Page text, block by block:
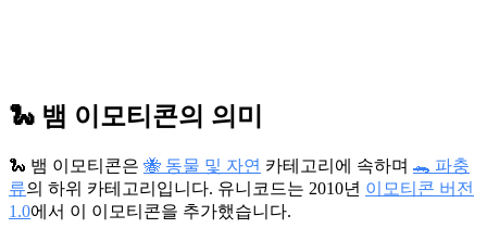
🐍 뱀 이모티콘의 의미
🐍 뱀 이모티콘은 🐝 동물 및 자연 카테고리에 속하며 🐊 파충
류의 하위 카테고리입니다. 유니코드는 2010년 이모티콘 버전
1.0에서 이 이모티콘을 추가했습니다.